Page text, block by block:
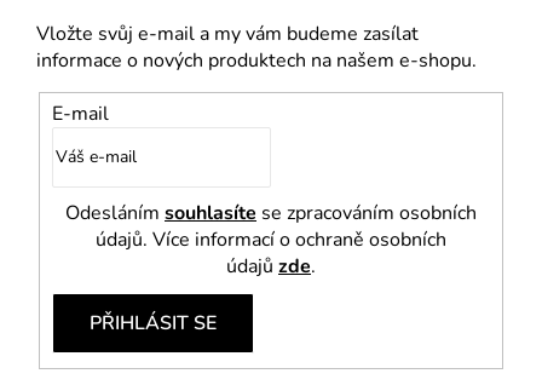
Vložte svůj e-mail a my vám budeme zasílat
informace o nových produktech na našem e-shopu.
E-mail
Odesláním souhlasíte se zpracováním osobních
údajů. Více informací o ochraně osobních
údajů zde.
PŘIHLÁSIT SE